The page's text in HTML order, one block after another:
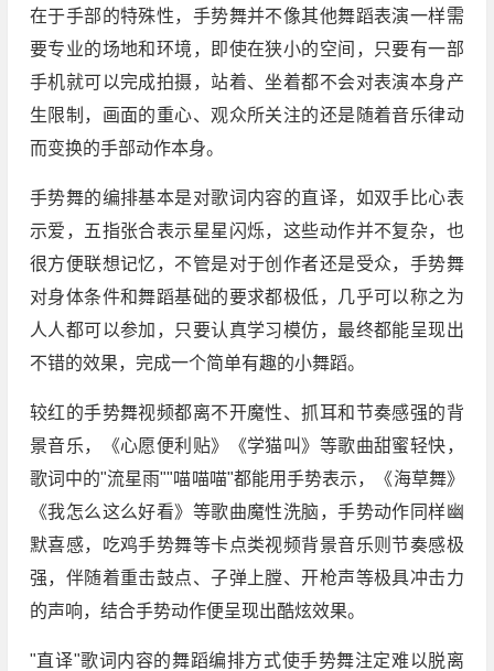
在于手部的特殊性，手势舞并不像其他舞蹈表演一样需
要专业的场地和环境，即使在狭小的空间，只要有一部
手机就可以完成拍摄，站着、坐着都不会对表演本身产
生限制，画面的重心、观众所关注的还是随着音乐律动
而变换的手部动作本身。
手势舞的编排基本是对歌词内容的直译，如双手比心表
示爱，五指张合表示星星闪烁，这些动作并不复杂，也
很方便联想记忆，不管是对于创作者还是受众，手势舞
对身体条件和舞蹈基础的要求都极低，几乎可以称之为
人人都可以参加，只要认真学习模仿，最终都能呈现出
不错的效果，完成一个简单有趣的小舞蹈。
较红的手势舞视频都离不开魔性、抓耳和节奏感强的背
景音乐，《心愿便利贴》《学猫叫》等歌曲甜蜜轻快，
歌词中的"流星雨""喵喵喵"都能用手势表示，《海草舞》
《我怎么这么好看》等歌曲魔性洗脑，手势动作同样幽
默喜感，吃鸡手势舞等卡点类视频背景音乐则节奏感极
强，伴随着重击鼓点、子弹上膛、开枪声等极具冲击力
的声响，结合手势动作便呈现出酷炫效果。
"直译"歌词内容的舞蹈编排方式使手势舞注定难以脱离